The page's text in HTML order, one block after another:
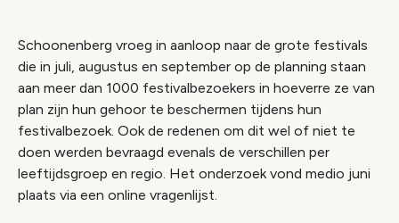
Schoonenberg vroeg in aanloop naar de grote festivals
die in juli, augustus en september op de planning staan
aan meer dan 1000 festivalbezoekers in hoeverre ze van
plan zijn hun gehoor te beschermen tijdens hun
festivalbezoek. Ook de redenen om dit wel of niet te
doen werden bevraagd evenals de verschillen per
leeftijdsgroep en regio. Het onderzoek vond medio juni
plaats via een online vragenlijst.